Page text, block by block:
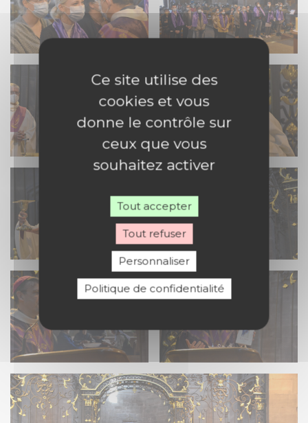
Ce site utilise des
cookies et vous
donne le contrôle sur
ceux que vous
souhaitez activer
Tout accepter
Tout refuser
Personnaliser
Politique de confidentialité